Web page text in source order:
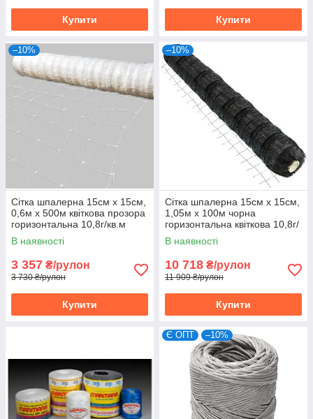
Купити Купити
–10%
Сітка шпалерна 15см х 15см,
0,6м х 500м квіткова прозора
горизонтальна 10,8г/кв.м
Intermas, Іспанія
В наявності
3 357 ₴/рулон
3 730 ₴/рулон
Купити
–10%
Сітка шпалерна 15см х 15см,
1,05м х 100м чорна
горизонтальна квіткова 10,8г/
кв.м Intermas, Іспанія
В наявності
10 718 ₴/рулон
11 909 ₴/рулон
Купити
Є ОПТ –10%